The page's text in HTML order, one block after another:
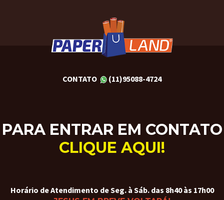
CONTATO (11)95088-4724
PARA ENTRAR EM CONTATO
CLIQUE AQUI!
Horário de Atendimento de Seg. à Sáb. das 8h40 às 17h00